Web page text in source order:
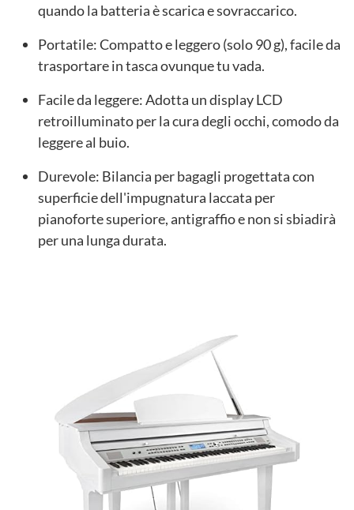
quando la batteria è scarica e sovraccarico.
Portatile: Compatto e leggero (solo 90 g), facile da
trasportare in tasca ovunque tu vada.
Facile da leggere: Adotta un display LCD
retroilluminato per la cura degli occhi, comodo da
leggere al buio.
Durevole: Bilancia per bagagli progettata con
superficie dell'impugnatura laccata per
pianoforte superiore, antigraffio e non si sbiadirà
per una lunga durata.